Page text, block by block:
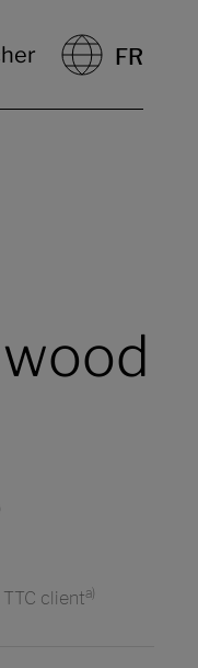
FR
clienta)
le constructeur pour